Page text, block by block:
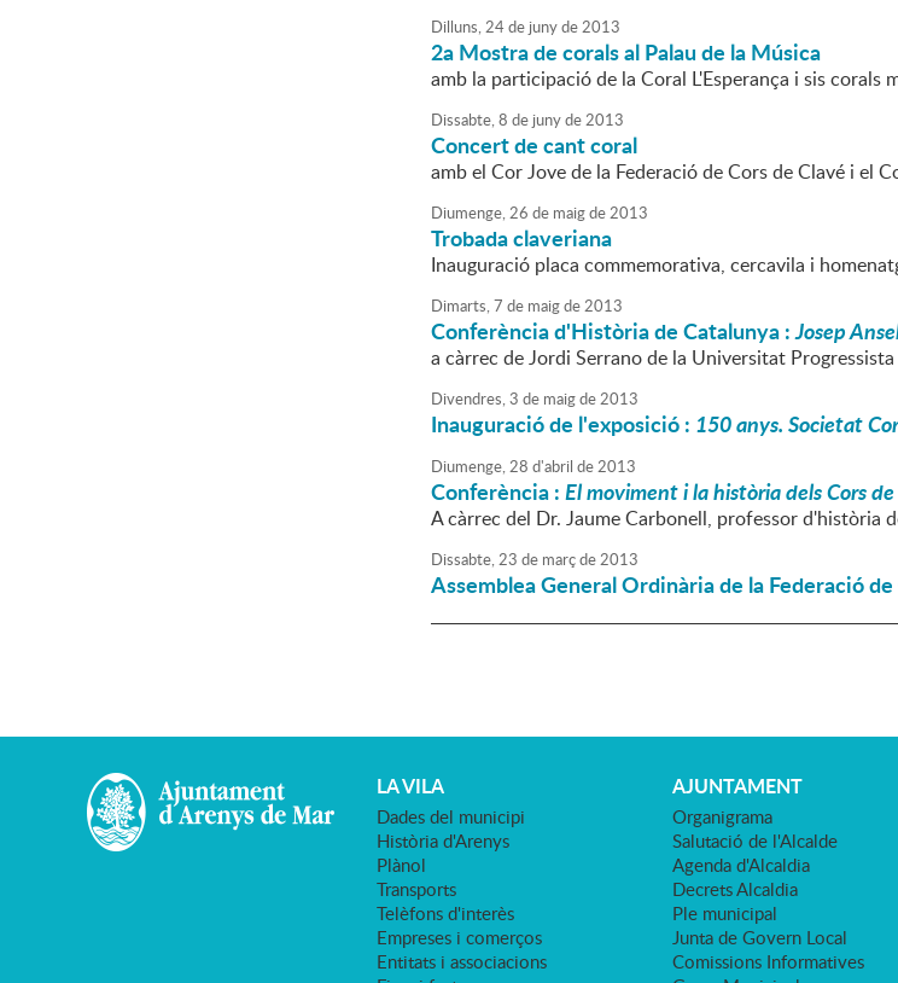
Dilluns,24de junyde2013
2a Mostra de corals al Palau de la Música
amb la participació de la Coral L'Esperança i sis corals
Dissabte,8 de junyde2013
Concert de cant coral
amb el Cor Jove de la Federació de Cors de Clavé i el
Diumenge,26 de maigde2013
Trobada claveriana
Inauguració placa commemorativa, cercavila i
Dimarts,7 de maigde2013
Conferència d'Història de Catalunya :Josep
a càrrec de Jordi Serrano de la Universitat
Divendres,3 de maigde2013
Inauguració de l'exposició : 150 anys. Societat
Diumenge,28 d'abril de2013
Conferència :El moviment i la història dels Cors
A càrrec del Dr. Jaume Carbonell, professor d'història
Dissabte,23 de marçde2013
Assemblea General Ordinària de la Federació
LA VILA
Dades del municipi
Història d'Arenys
Plànol
Transports
Telèfons d'interès
Empreses i comerços
Entitats i associacions
AJUNTAMENT
Organigrama
Salutació de l'Alcalde
Agenda d'Alcaldia
Decrets Alcaldia
Ple municipal
Junta de Govern Local
Comissions Informatives